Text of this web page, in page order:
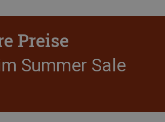
Preise
Summer Sale